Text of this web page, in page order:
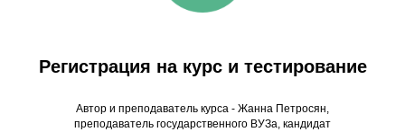
Регистрация на курс и тестирование
Автор и преподаватель курса - Жанна Петросян,
преподаватель государственного ВУЗа, кандидат